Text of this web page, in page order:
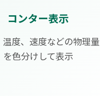
コンター表示
温度、速度などの物理量
を色分けして表示